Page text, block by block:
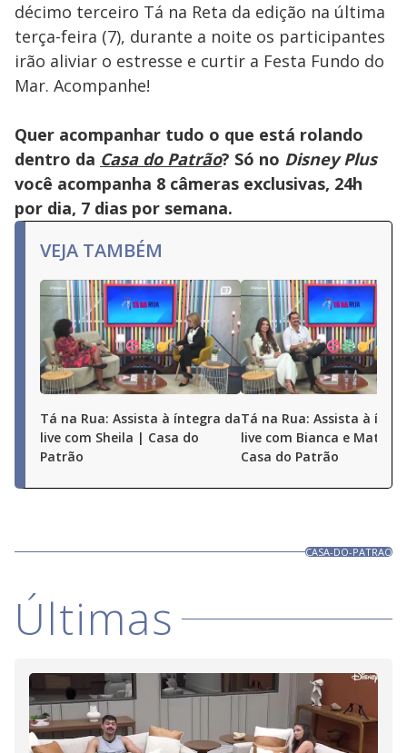
décimo terceiro Tá na Reta da edição na última
terça-feira (7), durante a noite os participantes
irão aliviar o estresse e curtir a Festa Fundo do
Mar. Acompanhe!
Quer acompanhar tudo o que está rolando
dentro da Casa do Patrão? Só no Disney Plus
você acompanha 8 câmeras exclusivas, 24h
por dia, 7 dias por semana.
VEJA TAMBÉM
Tá na Rua: Assista à íntegra da
live com Sheila | Casa do
Patrão
Tá na Rua: Assista à
live com Bianca e
Casa do Patrão
CASA-DO-PATRAO
Últimas